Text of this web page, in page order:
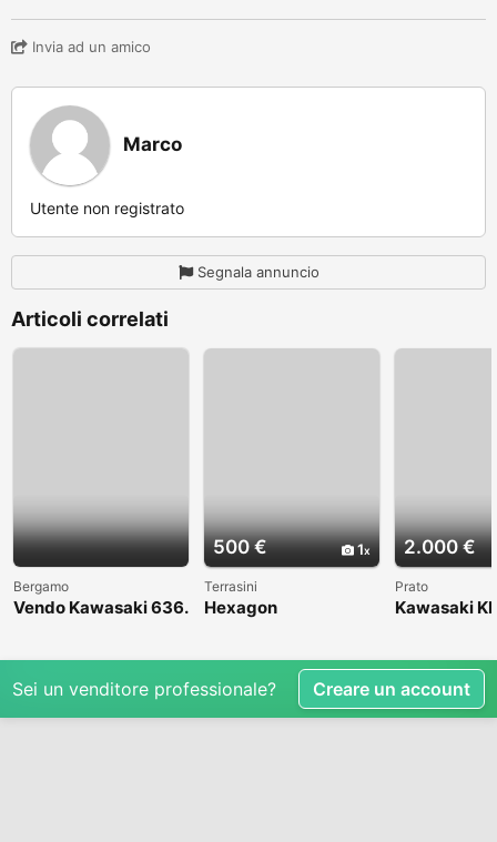
Invia ad un amico
Marco
Utente non registrato
Segnala annuncio
Articoli correlati
Bergamo
Vendo Kawasaki 636.
500 € 1
Terrasini
Hexagon
2.000 €
Prato
Kawasaki
Sei un venditore professionale? Creare un account